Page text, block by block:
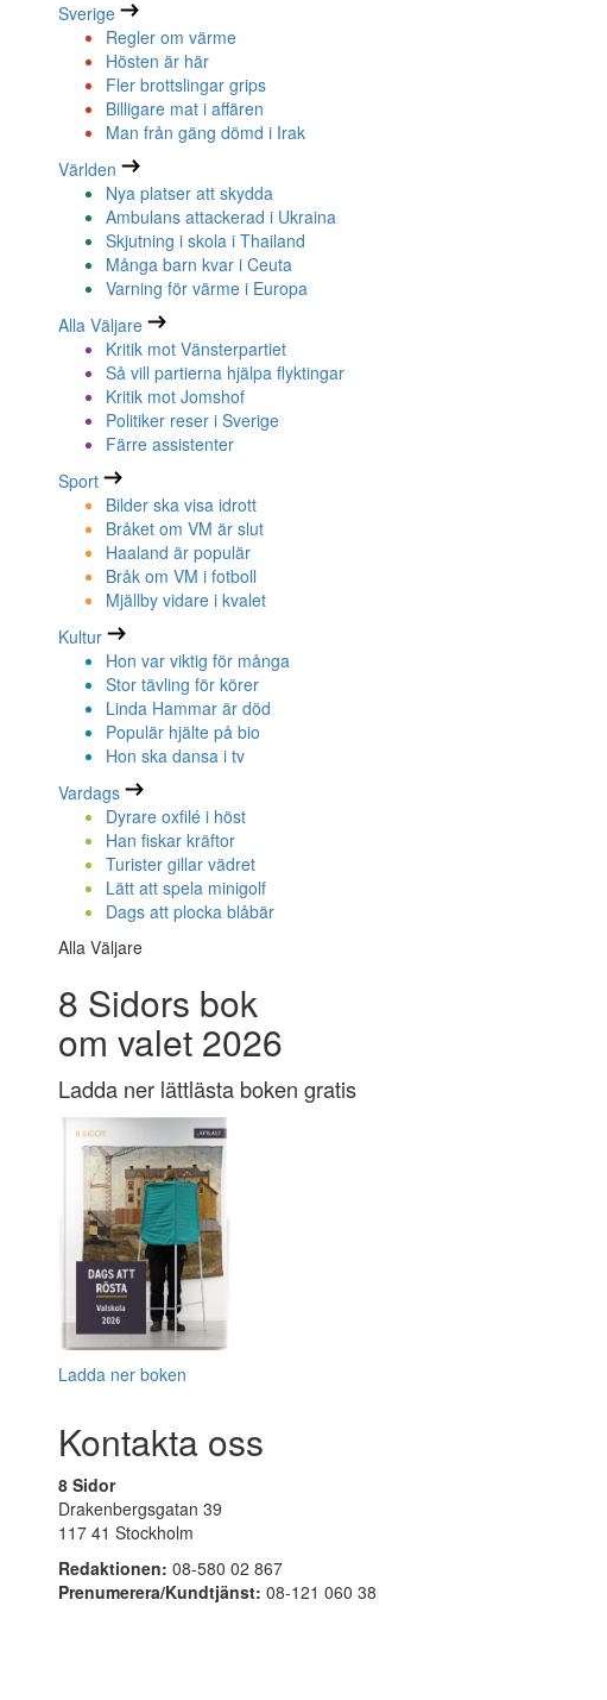
Sverige
Regler om värme
Hösten är här
Fler brottslingar grips
Billigare mat i affären
Man från gäng dömd i Irak
Världen
Nya platser att skydda
Ambulans attackerad i Ukraina
Skjutning i skola i Thailand
Många barn kvar i Ceuta
Varning för värme i Europa
Alla Väljare
Kritik mot Vänsterpartiet
Så vill partierna hjälpa flyktingar
Kritik mot Jomshof
Politiker reser i Sverige
Färre assistenter
Sport
Bilder ska visa idrott
Bråket om VM är slut
Haaland är populär
Bråk om VM i fotboll
Mjällby vidare i kvalet
Kultur
Hon var viktig för många
Stor tävling för körer
Linda Hammar är död
Populär hjälte på bio
Hon ska dansa i tv
Vardags
Dyrare oxfilé i höst
Han fiskar kräftor
Turister gillar vädret
Lätt att spela minigolf
Dags att plocka blåbär
Alla Väljare
8 Sidors bok
om valet 2026
Ladda ner lättlästa boken gratis
Ladda ner boken
Kontakta oss
8 Sidor
Drakenbergsgatan 39
117 41 Stockholm
Redaktionen: 08-580 02 867
Prenumerera/Kundtjänst: 08-121 060 38